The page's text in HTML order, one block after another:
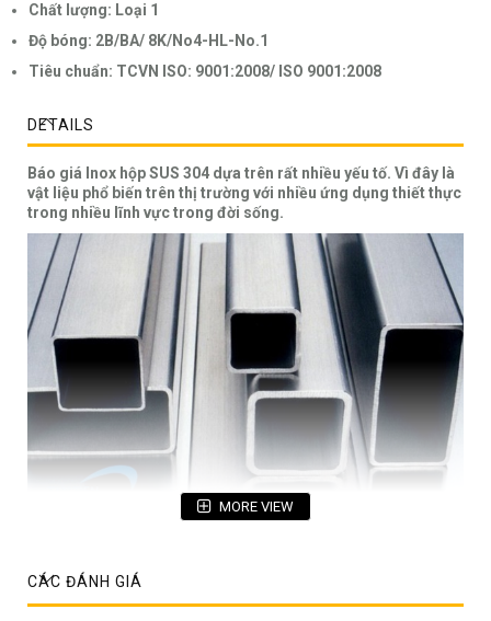
Chất lượng: Loại 1
Độ bóng: 2B/BA/ 8K/No4-HL-No.1
Tiêu chuẩn: TCVN ISO: 9001:2008/ ISO 9001:2008
DETAILS
Báo giá Inox hộp SUS 304 dựa trên rất nhiều yếu tố. Vì đây là
vật liệu phổ biến trên thị trường với nhiều ứng dụng thiết thực
trong nhiều lĩnh vực trong đời sống.
Inox sus 304 có nhiều chủng lại khác nhau: Ống inox 304 dạng
MORE VIEW
CÁC ĐÁNH GIÁ